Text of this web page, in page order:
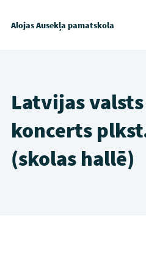
Alojas Ausekļa pamatskola
Latvijas
koncerts
(skolas hallē)